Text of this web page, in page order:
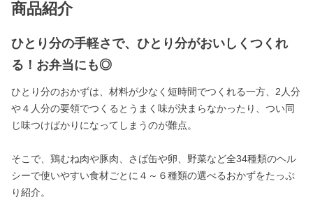
商品紹介
ひとり分の手軽さで、ひとり分がおいしくつくれ
る！お弁当にも◎
ひとり分のおかずは、材料が少なく短時間でつくれる一方、2人分
や４人分の要領でつくるとうまく味が決まらなかったり、つい同
じ味つけばかりになってしまうのが難点。
そこで、鶏むね肉や豚肉、さば缶や卵、野菜など全34種類のヘル
シーで使いやすい食材ごとに４～６種類の選べるおかずをたっぷ
り紹介。